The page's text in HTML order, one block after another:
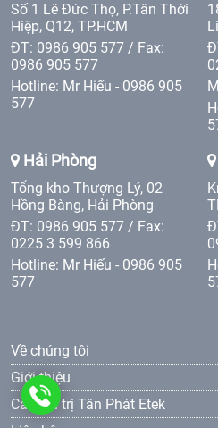
Số 1 Lê Đức Thọ, P.Tân Thới
Hiệp, Q12, TP.HCM
ĐT: 0986 905 577 / Fax:
0986 905 577
Hotline: Mr Hiếu - 0986 905
577
Hải Phòng
Tổng kho Thượng Lý, 02
Hồng Bàng, Hải Phòng
ĐT: 0986 905 577 / Fax:
0225 3 599 866
Hotline: Mr Hiếu - 0986 905
577
Về chúng tôi
Giới thiệu
Các giá trị Tân Phát Etek
0986